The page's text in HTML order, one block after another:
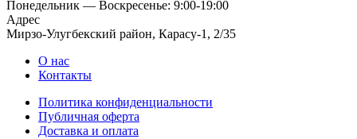
Понедельник — Воскресенье: 9:00-19:00
Адрес
Мирзо-Улугбекский район, Карасу-1, 2/35
О нас
Контакты
Политика конфиденциальности
Публичная оферта
Доставка и оплата